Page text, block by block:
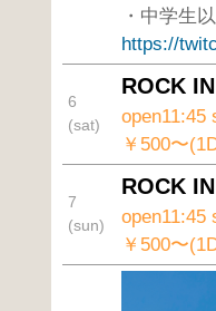
・中学生
https://
6
(sat)
ROCK
open11:45
￥500〜
7
(sun)
ROCK
open11:45
￥500〜